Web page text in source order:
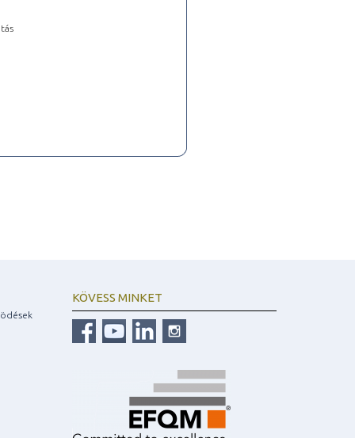
KÖVESS MINKET